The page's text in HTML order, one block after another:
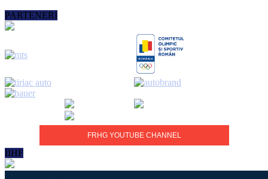
PARTENERI
FRHG YOUTUBE CHANNEL
IIHF